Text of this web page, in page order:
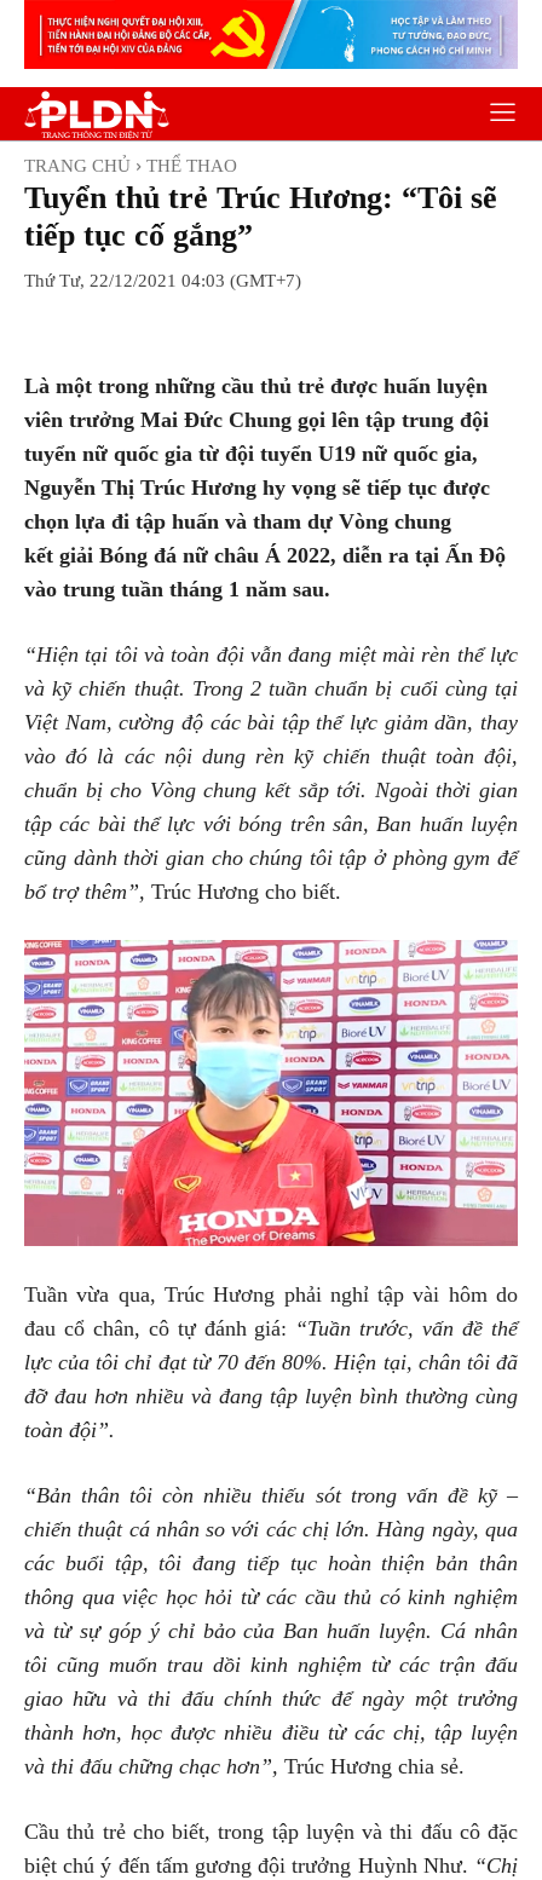
TRANG CHỦ THỂ THAO
Tuyển thủ trẻ Trúc Hương: “Tôi sẽ
tiếp tục cố gắng”
Thứ Tư, 22/12/2021 04:03 (GMT+7)
Là một trong những cầu thủ trẻ được huấn luyện
viên trưởng Mai Đức Chung gọi lên tập trung đội
tuyển nữ quốc gia từ đội tuyển U19 nữ quốc gia,
Nguyễn Thị Trúc Hương hy vọng sẽ tiếp tục được
chọn lựa đi tập huấn và tham dự Vòng chung
kết giải Bóng đá nữ châu Á 2022, diễn ra tại Ấn Độ
vào trung tuần tháng 1 năm sau.
“Hiện tại tôi và toàn đội vẫn đang miệt mài rèn thể lực
và kỹ chiến thuật. Trong 2 tuần chuẩn bị cuối cùng tại
Việt Nam, cường độ các bài tập thể lực giảm dần, thay
vào đó là các nội dung rèn kỹ chiến thuật toàn đội,
chuẩn bị cho Vòng chung kết sắp tới. Ngoài thời gian
tập các bài thể lực với bóng trên sân, Ban huấn luyện
cũng dành thời gian cho chúng tôi tập ở phòng gym để
bổ trợ thêm”, Trúc Hương cho biết.
Tuần vừa qua, Trúc Hương phải nghỉ tập vài hôm do
đau cổ chân, cô tự đánh giá: “Tuần trước, vấn đề thể
lực của tôi chỉ đạt từ 70 đến 80%. Hiện tại, chân tôi đã
đỡ đau hơn nhiều và đang tập luyện bình thường cùng
toàn đội”.
“Bản thân tôi còn nhiều thiếu sót trong vấn đề kỹ –
chiến thuật cá nhân so với các chị lớn. Hàng ngày, qua
các buổi tập, tôi đang tiếp tục hoàn thiện bản thân
thông qua việc học hỏi từ các cầu thủ có kinh nghiệm
và từ sự góp ý chỉ bảo của Ban huấn luyện. Cá nhân
tôi cũng muốn trau dồi kinh nghiệm từ các trận đấu
giao hữu và thi đấu chính thức để ngày một trưởng
thành hơn, học được nhiều điều từ các chị, tập luyện
và thi đấu chững chạc hơn”, Trúc Hương chia sẻ.
Cầu thủ trẻ cho biết, trong tập luyện và thi đấu cô đặc
biệt chú ý đến tấm gương đội trưởng Huỳnh Như. “Chị